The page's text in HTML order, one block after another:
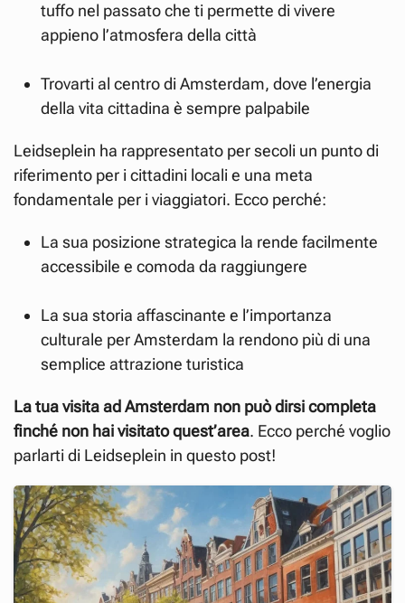
tuffo nel passato che ti permette di vivere
appieno l’atmosfera della città
Trovarti al centro di Amsterdam, dove l’energia
della vita cittadina è sempre palpabile
Leidseplein ha rappresentato per secoli un punto di
riferimento per i cittadini locali e una meta
fondamentale per i viaggiatori. Ecco perché:
La sua posizione strategica la rende facilmente
accessibile e comoda da raggiungere
La sua storia affascinante e l’importanza
culturale per Amsterdam la rendono più di una
semplice attrazione turistica
La tua visita ad Amsterdam non può dirsi completa
finché non hai visitatoquest’area. Ecco perché voglio
parlarti di Leidseplein in questo post!